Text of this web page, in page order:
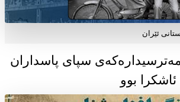
ئێران
مەترسیدارەکەی سپای پاسداران
بوو